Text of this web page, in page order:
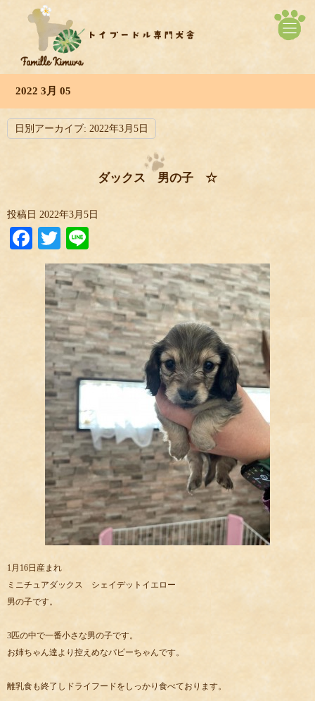
2022 3月 05
日別アーカイブ: 2022年3月5日
ダックス 男の子 ☆
投稿日 2022年3月5日
Facebook
Twitter
1月16日産まれ
ミニチュアダックス シェイデットイエロー
男の子です。
3匹の中で一番小さな男の子です。
お姉ちゃん達より控えめなパピーちゃんです。
離乳食も終了しドライフードをしっかり食べております。